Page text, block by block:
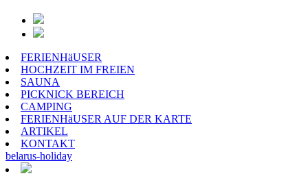
FERIENHäUSER
HOCHZEIT IM FREIEN
SAUNA
PICKNICK BEREICH
CAMPING
FERIENHäUSER AUF DER KARTE
ARTIKEL
KONTAKT
belarus-holiday